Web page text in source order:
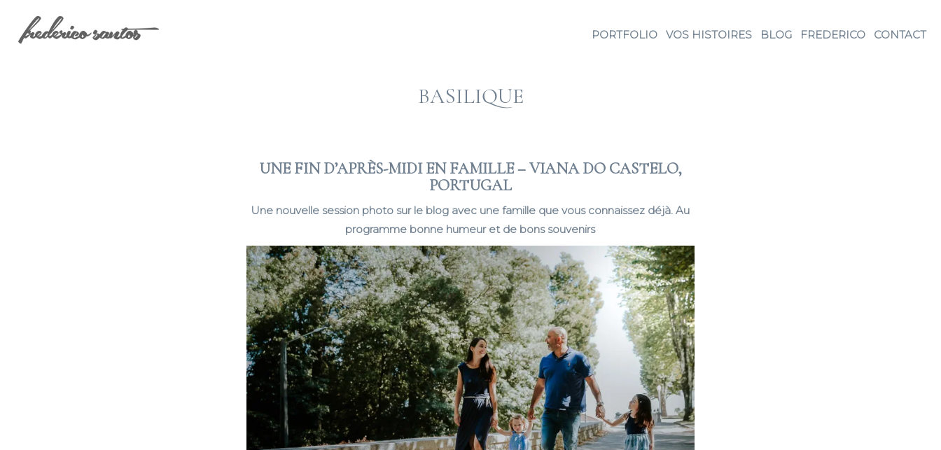
PORTFOLIO VOS HISTOIRES BLOG FREDERICO CONTACT
BASILIQUE
UNE FIN D’APRÈS-MIDI EN FAMILLE – VIANA DO CASTELO,
PORTUGAL
Une nouvelle session photo sur le blog avec une famille que vous connaissez déjà. Au
programme bonne humeur et de bons souvenirs